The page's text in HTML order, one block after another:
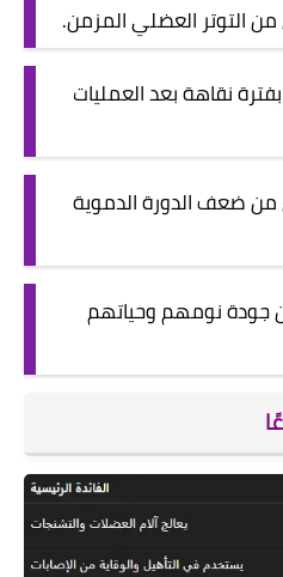
من التوتر العضلي المزمن.
نقاهة بعد العمليات
من ضعف الدورة الدموية
جودة نومهم وحياتهم